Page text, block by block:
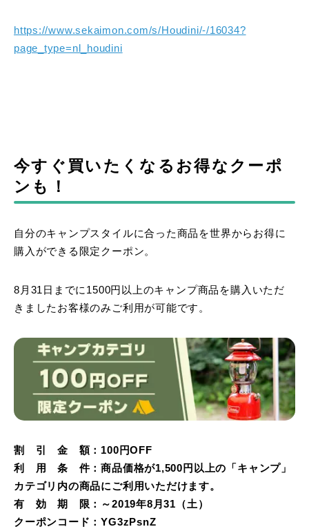
https://www.sekaimon.com/s/Houdini/-/16034?
page_type=nl_houdini
今すぐ買いたくなるお得なクーポ
ンも！
自分のキャンプスタイルに合った商品を世界からお得に
購入ができる限定クーポン。
8月31日までに1500円以上のキャンプ商品を購入いただ
きましたお客様のみご利用が可能です。
割 引 金 額：100円OFF
利 用 条 件：商品価格が1,500円以上の「キャンプ」
カテゴリ内の商品にご利用いただけます。
有 効 期 限：～2019年8月31（土）
クーポンコード：YG3zPsnZ